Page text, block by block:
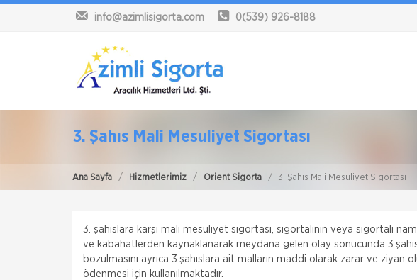
info@azimlisigorta.com 0(539) 926-8188
3. Şahıs Mali Mesuliyet Sigortası
Ana Sayfa Hizmetlerimiz Orient Sigorta 3. Şahıs Mali Mesuliyet Sigortası
3. şahıslara karşı mali mesuliyet sigortası, sigortalının veya sigortalı
ve kabahatlerden kaynaklanarak meydana gelen olay sonucunda
bozulmasını ayrıca 3.şahıslara ait malların maddi olarak zarar ve ziyan
ödenmesi için kullanılmaktadır.